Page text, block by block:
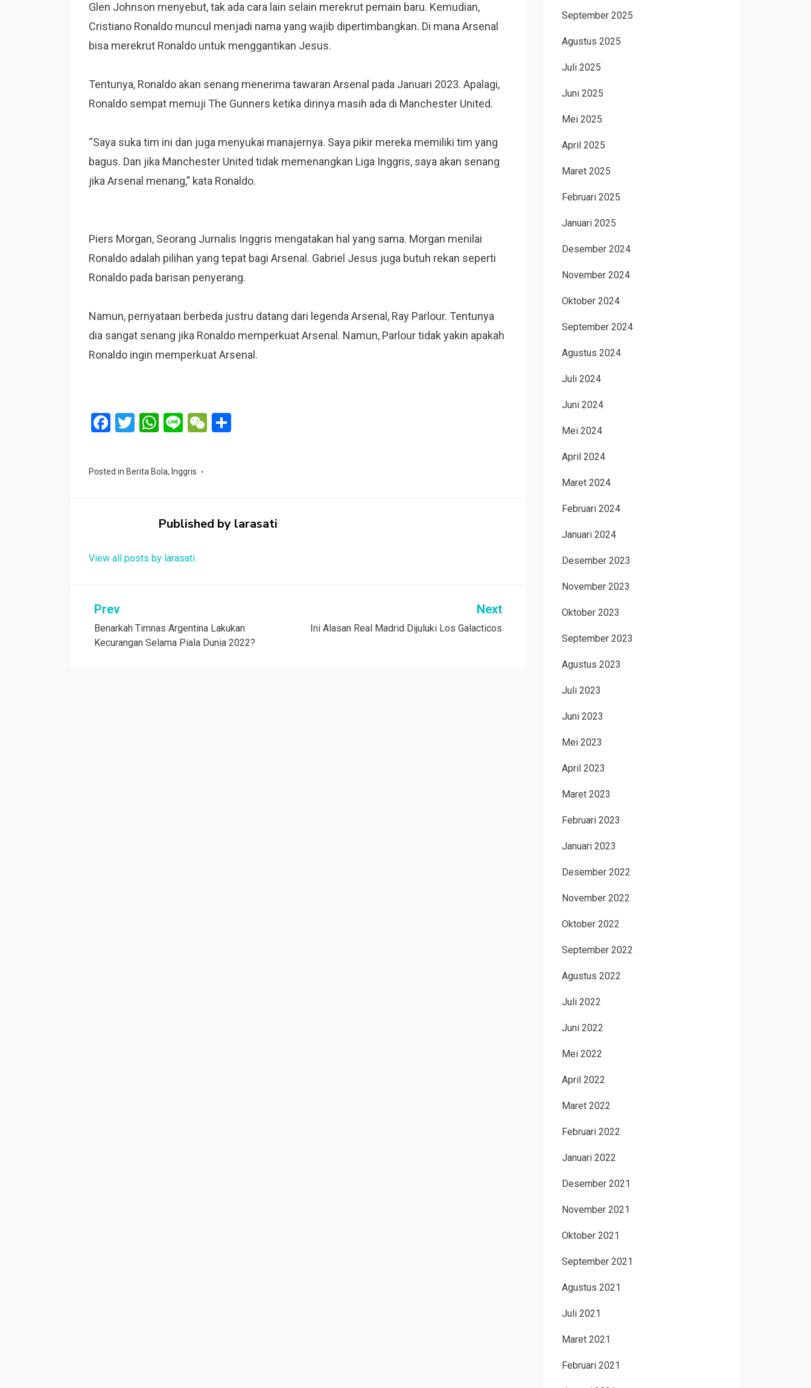
Glen Johnson menyebut, tak ada cara lain selain merekrut pemain baru. Kemudian,
Cristiano Ronaldo muncul menjadi nama yang wajib dipertimbangkan. Di mana Arsenal
bisa merekrut Ronaldo untuk menggantikan Jesus.
Tentunya, Ronaldo akan senang menerima tawaran Arsenal pada Januari 2023. Apalagi,
Ronaldo sempat memuji The Gunners ketika dirinya masih ada di Manchester United.
“Saya suka tim ini dan juga menyukai manajernya. Saya pikir mereka memiliki tim yang
bagus. Dan jika Manchester United tidak memenangkan Liga Inggris, saya akan senang
jika Arsenal menang,” kata Ronaldo.
Piers Morgan, Seorang Jurnalis Inggris mengatakan hal yang sama. Morgan menilai
Ronaldo adalah pilihan yang tepat bagi Arsenal. Gabriel Jesus juga butuh rekan seperti
Ronaldo pada barisan penyerang.
Namun, pernyataan berbeda justru datang dari legenda Arsenal, Ray Parlour. Tentunya
dia sangat senang jika Ronaldo memperkuat Arsenal. Namun, Parlour tidak yakin apakah
Ronaldo ingin memperkuat Arsenal.
F
b
T
er
W
s
p
Li
W
Posted in Berita Bola, Inggris
Published by larasati
View all posts by larasati
Navigasi
pos
Prev
Benarkah Timnas Argentina Lakukan
Kecurangan Selama Piala Dunia 2022?
Next
Ini Alasan Real Madrid Dijuluki Los Galacticos
September 2025
Agustus 2025
Juli 2025
Juni 2025
Mei 2025
April 2025
Maret 2025
Februari 2025
Januari 2025
Desember 2024
November 2024
Oktober 2024
September 2024
Agustus 2024
Juli 2024
Juni 2024
Mei 2024
April 2024
Maret 2024
Februari 2024
Januari 2024
Desember 2023
November 2023
Oktober 2023
September 2023
Agustus 2023
Juli 2023
Juni 2023
Mei 2023
April 2023
Maret 2023
Februari 2023
Januari 2023
Desember 2022
November 2022
Oktober 2022
September 2022
Agustus 2022
Juli 2022
Juni 2022
Mei 2022
April 2022
Maret 2022
Februari 2022
Januari 2022
Desember 2021
November 2021
Oktober 2021
September 2021
Agustus 2021
Juli 2021
Maret 2021
Februari 2021